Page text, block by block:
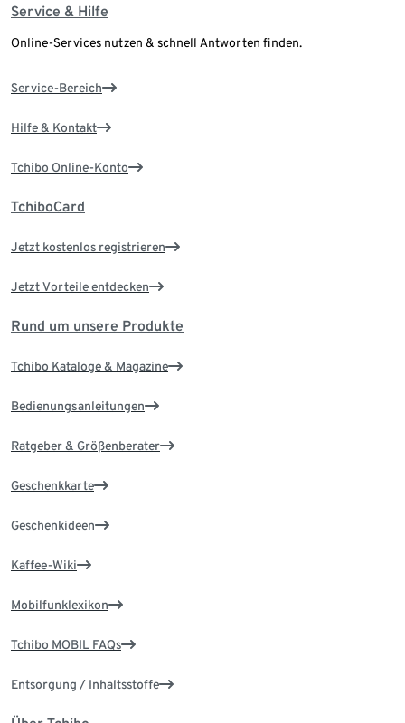
Service & Hilfe
Online-Services nutzen & schnell Antworten finden.
Service-Bereich
Hilfe & Kontakt
Tchibo Online-Konto
TchiboCard
Jetzt kostenlos registrieren
Jetzt Vorteile entdecken
Rund um unsere Produkte
Tchibo Kataloge & Magazine
Bedienungsanleitungen
Ratgeber & Größenberater
Geschenkkarte
Geschenkideen
Kaffee-Wiki
Mobilfunklexikon
Tchibo MOBIL FAQs
Entsorgung / Inhaltsstoffe